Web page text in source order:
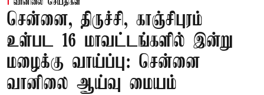
வானிலை செய்திகள்
சென்னை, திருச்சி, காஞ்சிபுரம்
உள்பட 16 மாவட்டங்களில் இன்று
மழைக்கு வாய்ப்பு: சென்னை
வானிலை ஆய்வு மையம்